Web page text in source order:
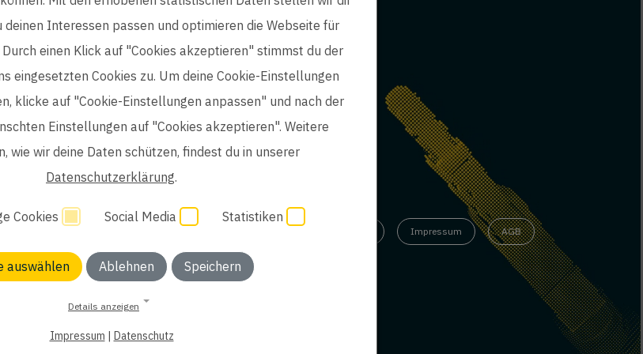
Impressum AGB
Interessen passen und optimieren die Webseite für
einen Klick auf "Cookies akzeptieren" stimmst du der
eingesetzten Cookies zu. Um deine Cookie-Einstellungen
klicke auf "Cookie-Einstellungen anpassen" und nach der
Einstellungen auf "Cookies akzeptieren". Weitere
wie wir deine Daten schützen, findest du in unserer
Datenschutzerklärung.
Cookies Social Media Statistiken
auswählen Ablehnen Speichern
Details anzeigen
Impressum | Datenschutz